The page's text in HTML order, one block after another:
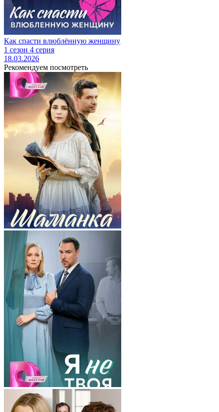
Как спасти влюблённую женщину
1 сезон 4 серия
18.03.2026
Рекомендуем посмотреть